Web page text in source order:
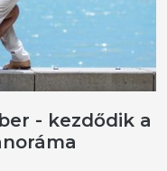
- kezdődik a